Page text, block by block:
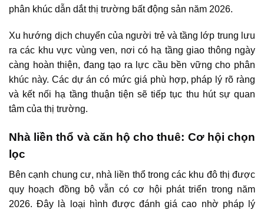
phân khúc dẫn dắt thị trường bất động sản năm 2026.
Xu hướng dịch chuyển của người trẻ và tầng lớp trung lưu
ra các khu vực vùng ven, nơi có hạ tầng giao thông ngày
càng hoàn thiện, đang tạo ra lực cầu bền vững cho phân
khúc này. Các dự án có mức giá phù hợp, pháp lý rõ ràng
và kết nối hạ tầng thuận tiện sẽ tiếp tục thu hút sự quan
tâm của thị trường.
Nhà liền thổ và căn hộ cho thuê: Cơ hội chọn
lọc
Bên cạnh chung cư, nhà liền thổ trong các khu đô thị được
quy hoạch đồng bộ vẫn có cơ hội phát triển trong năm
2026. Đây là loại hình được đánh giá cao nhờ pháp lý